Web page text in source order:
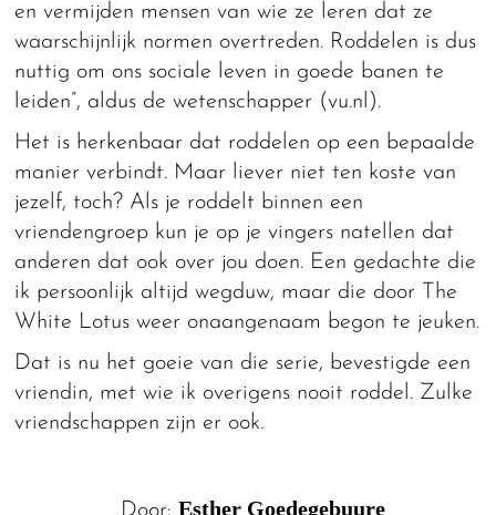
en vermijden mensen van wie ze leren dat ze
waarschijnlijk normen overtreden. Roddelen is dus
nuttig om ons sociale leven in goede banen te
leiden”, aldus de wetenschapper (vu.nl).
Het is herkenbaar dat roddelen op een bepaalde
manier verbindt. Maar liever niet ten koste van
jezelf, toch? Als je roddelt binnen een
vriendengroep kun je op je vingers natellen dat
anderen dat ook over jou doen. Een gedachte die
ik persoonlijk altijd wegduw, maar die door The
White Lotus weer onaangenaam begon te jeuken.
Dat is nu het goeie van die serie, bevestigde een
vriendin, met wie ik overigens nooit roddel. Zulke
vriendschappen zijn er ook.
Esther Goedegebuure